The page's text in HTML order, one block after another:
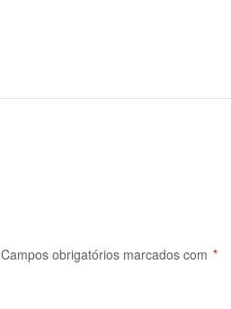
Campos obrigatórios marcados com *